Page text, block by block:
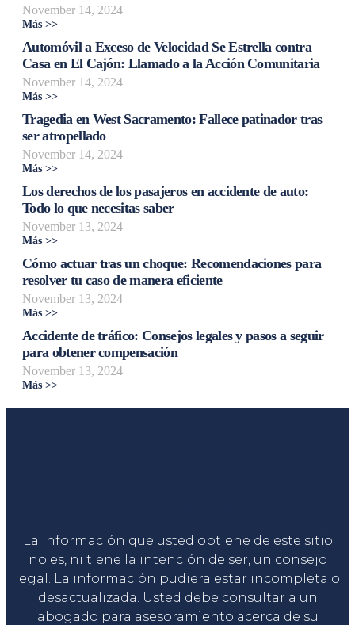
November 14, 2024
Más >>
Automóvil a Exceso de Velocidad Se Estrella contra
Casa en El Cajón: Llamado a la Acción Comunitaria
November 14, 2024
Más >>
Tragedia en West Sacramento: Fallece patinador tras
ser atropellado
November 14, 2024
Más >>
Los derechos de los pasajeros en accidente de auto:
Todo lo que necesitas saber
November 13, 2024
Más >>
Cómo actuar tras un choque: Recomendaciones para
resolver tu caso de manera eficiente
November 13, 2024
Más >>
Accidente de tráfico: Consejos legales y pasos a seguir
para obtener compensación
November 13, 2024
Más >>
La información que usted obtiene de este sitio
no es, ni tiene la intención de ser, un consejo
legal. La información pudiera estar incompleta o
desactualizada. Usted debe consultar a un
abogado para asesoramiento acerca de su